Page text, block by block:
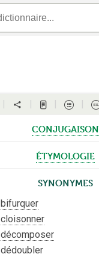
conjugaison
étymologie
Synonymes
bifurquer
cloisonner
décomposer
dédoubler